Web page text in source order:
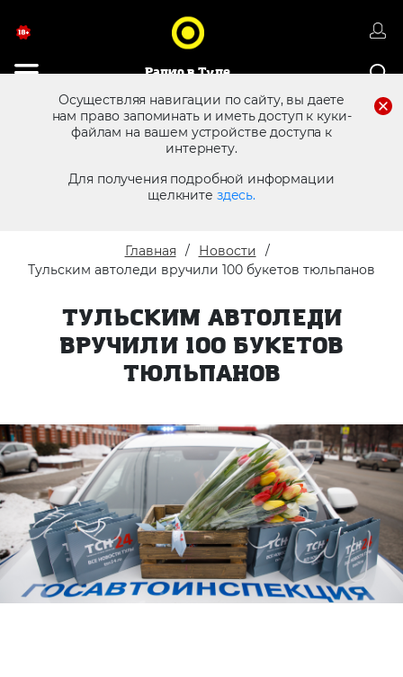
Радио в Туле
Осуществляя навигации по сайту, вы даете
нам право запоминать и иметь доступ к куки-
файлам на вашем устройстве доступа к
интернету.
Для получения подробной информации
щелкните здесь.
8 (4872) 250 470 Реклама в эфире
Главная
Новости
Тульским автоледи вручили 100 букетов тюльпанов
ТУЛЬСКИМ АВТОЛЕДИ
ВРУЧИЛИ 100 БУКЕТОВ
ТЮЛЬПАНОВ